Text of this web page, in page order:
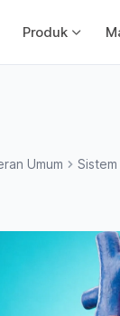
Produk
Umum